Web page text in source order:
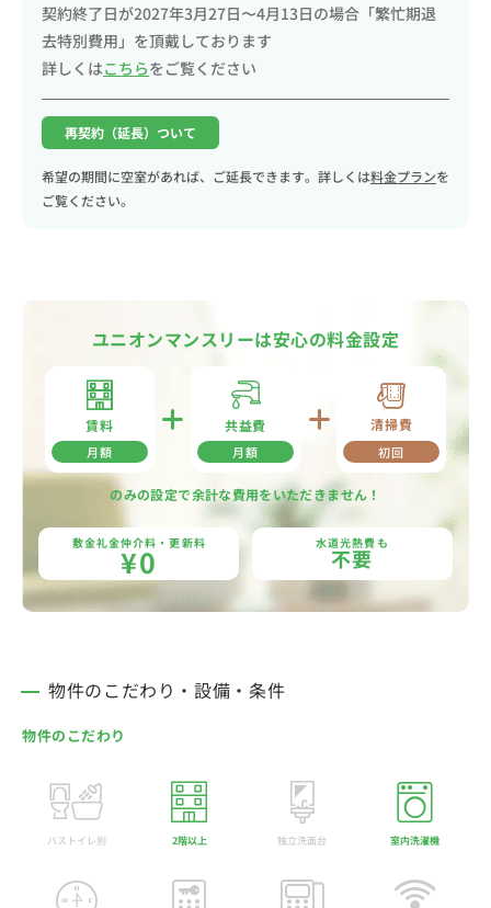
契約終了日が2027年3月27日〜4月13日の場合「繁忙期退
去特別費用」を頂戴しております
詳しくはこちらをご覧ください
再契約（延長）ついて
希望の期間に空室があれば、ご延長できます。詳しくは料金プランを
ご覧ください。
ユニオンマンスリーは安心の料金設定
賃料
月額
共益費
月額
清掃費
初回
のみの設定で余計な費用をいただきません！
敷金礼金仲介料・更新料
¥0 水道光熱費も
不要
物件のこだわり・設備・条件
物件のこだわり
バストイレ別 2階以上 独立洗面台 室内洗濯機